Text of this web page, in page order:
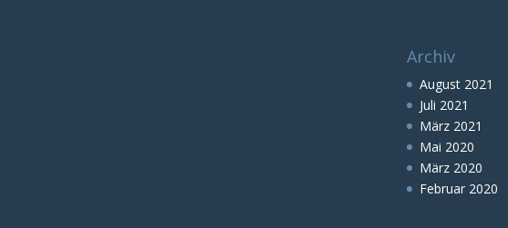
Archiv
August 2021
Juli 2021
März 2021
Mai 2020
März 2020
Februar 2020